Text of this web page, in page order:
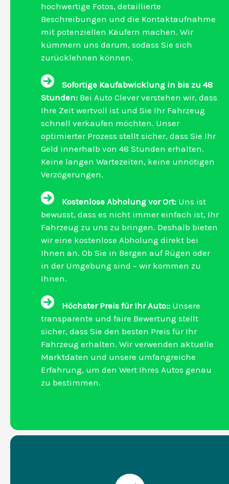
hochwertige Fotos, detaillierte
Beschreibungen und die Kontaktaufnahme
mit potenziellen Käufern machen. Wir
kümmern uns darum, sodass Sie sich
zurücklehnen können.
Sofortige Kaufabwicklung in bis zu 48
Stunden: Bei Auto Clever verstehen wir, dass
Ihre Zeit wertvoll ist und Sie Ihr Fahrzeug
schnell verkaufen möchten. Unser
optimierter Prozess stellt sicher, dass Sie Ihr
Geld innerhalb von 48 Stunden erhalten.
Keine langen Wartezeiten, keine unnötigen
Verzögerungen.
Kostenlose Abholung vor Ort: Uns ist
bewusst, dass es nicht immer einfach ist, Ihr
Fahrzeug zu uns zu bringen. Deshalb bieten
wir eine kostenlose Abholung direkt bei
Ihnen an. Ob Sie in Bergen auf Rügen oder
in der Umgebung sind – wir kommen zu
Ihnen.
Höchster Preis für Ihr Auto:: Unsere
transparente und faire Bewertung stellt
sicher, dass Sie den besten Preis für Ihr
Fahrzeug erhalten. Wir verwenden aktuelle
Marktdaten und unsere umfangreiche
Erfahrung, um den Wert Ihres Autos genau
zu bestimmen.